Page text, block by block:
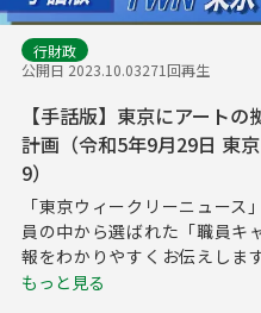
行財政
公開日 2023.10.03271回再生
【手話版】東京にアート
計画（令和5年9月29日 東
9）
「東京ウィークリーニュー
員の中から選ばれた「職員キ
報をわかりやすくお伝えし
もっと見る